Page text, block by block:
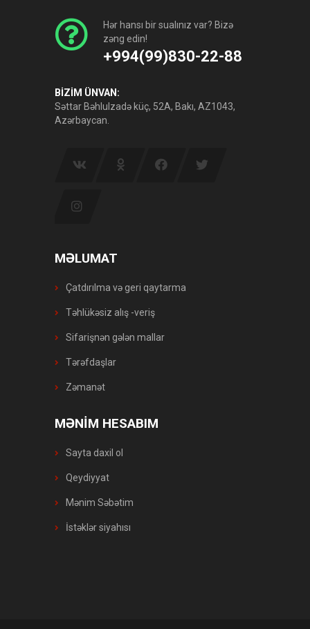
Hər hansı bir sualınız var? Bizə
zəng edin!
+994(99)830-22-88
BİZİM ÜNVAN:
Səttar Bəhlulzadə küç, 52A, Bakı, AZ1043,
Azərbaycan.
MƏLUMAT
Çatdırılma və geri qaytarma
Təhlükəsiz alış -veriş
Sifarişnən gələn mallar
Tərəfdaşlar
Zəmanət
MƏNİM HESABIM
Sayta daxil ol
Qeydiyyat
Mənim Səbətim
İstəklər siyahısı